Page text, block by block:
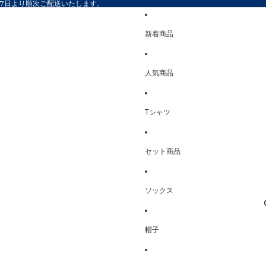
より順次ご配送いたします。
新着商品
人気商品
Tシャツ
セット商品
ソックス
帽子